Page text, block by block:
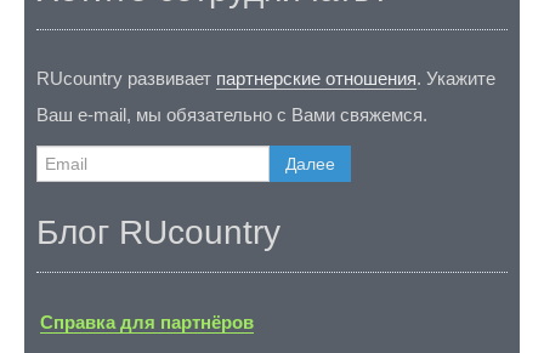
RUcountry развивает партнерские отношения. Укажите
Ваш e-mail, мы обязательно с Вами свяжемся.
Далее
Блог RUcountry
Справка для партнёров